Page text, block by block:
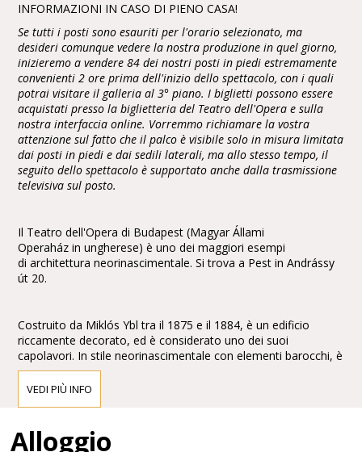
INFORMAZIONI IN CASO DI PIENO CASA!
Se tutti i posti sono esauriti per l'orario selezionato, ma
desideri comunque vedere la nostra produzione in quel giorno,
inizieremo a vendere 84 dei nostri posti in piedi estremamente
convenienti 2 ore prima dell'inizio dello spettacolo, con i quali
potrai visitare il galleria al 3° piano. I biglietti possono essere
acquistati presso la biglietteria del Teatro dell'Opera e sulla
nostra interfaccia online. Vorremmo richiamare la vostra
attenzione sul fatto che il palco è visibile solo in misura limitata
dai posti in piedi e dai sedili laterali, ma allo stesso tempo, il
seguito dello spettacolo è supportato anche dalla trasmissione
televisiva sul posto.
Il Teatro dell'Opera di Budapest (Magyar Állami
Operaház in ungherese) è uno dei maggiori esempi
di architettura neorinascimentale. Si trova a Pest in Andrássy
út 20.
Costruito da Miklós Ybl tra il 1875 e il 1884, è un edificio
riccamente decorato, ed è considerato uno dei suoi
capolavori. In stile neorinascimentale con elementi barocchi, è
arricchito con affreschi e sculture di Bertalan Székely,Mór
Than e Károly Lotz.
Di fronte alla facciata vi sono le statue di Ferenc Erkel,
compositore dell'inno nazionale, e del compositore
VEDI PIÙ INFO
Alloggio